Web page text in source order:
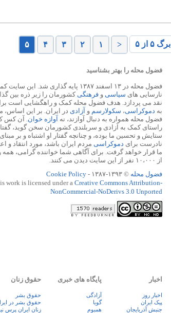
برگ ۵ از ۵ < ۱ ۲ ۳ ۴ ۵
فضول محله را بهتر بشناسید
فضول محله در ۱۳ اسفند ۱۳۸۷ پایه گذاری شد. این
نارسایی های سیاسی و فرهنگیکشورمان را زیر ذره بین
نقد می پردازد. هدف فضول محله کمک و راهگشایی است
به دموکراسی، سکولارسم و آزادی در ایران. بر این اساس،
فضول محله همواره به دنبال آوازند، نه آوازه خوان. آن کس
راستای کمک به آزادی و سربلندی کشورمان سخن گوید،
ستایش و تحسین ما بوده، و چنانچه گفتار او اشتباه و بر
نادرست برای دموکراسی مردم ایران باشد، مورد انتقاد و
ما قرار خواهد گرفت. برای آگاهی شما خواننده گرامی، همه
از ۱۰،۰۰۰ نفر از این سایت دیدن می کنند.
فضول محله © ۱۳۹۳-۱۳۸۷ -
Cookie Policy
work is licensed under aCreative Commons Attribution-
NonCommercial-NoDerivs 3.0 Unported
اخبار
اخبار روز
پيک ايران
جنبش آذربایجان
پایگاه های خبری
آزادگی
گویا
همبوم
حقوق زنان
حقوق بشر
حقوق بشر در
زنان ايران پرس